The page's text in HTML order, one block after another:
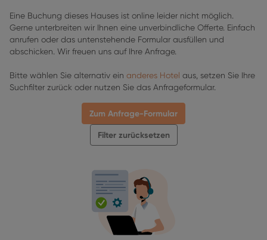
Eine Buchung dieses Hauses ist online leider nicht möglich.
Gerne unterbreiten wir Ihnen eine unverbindliche Offerte. Einfach
anrufen oder das untenstehende Formular ausfüllen und
abschicken. Wir freuen uns auf Ihre Anfrage.
Bitte wählen Sie alternativ ein anderes Hotel aus, setzen Sie Ihre
Suchfilter zurück oder nutzen Sie das Anfrageformular.
Filter zurücksetzen
Zum Anfrage-Formular